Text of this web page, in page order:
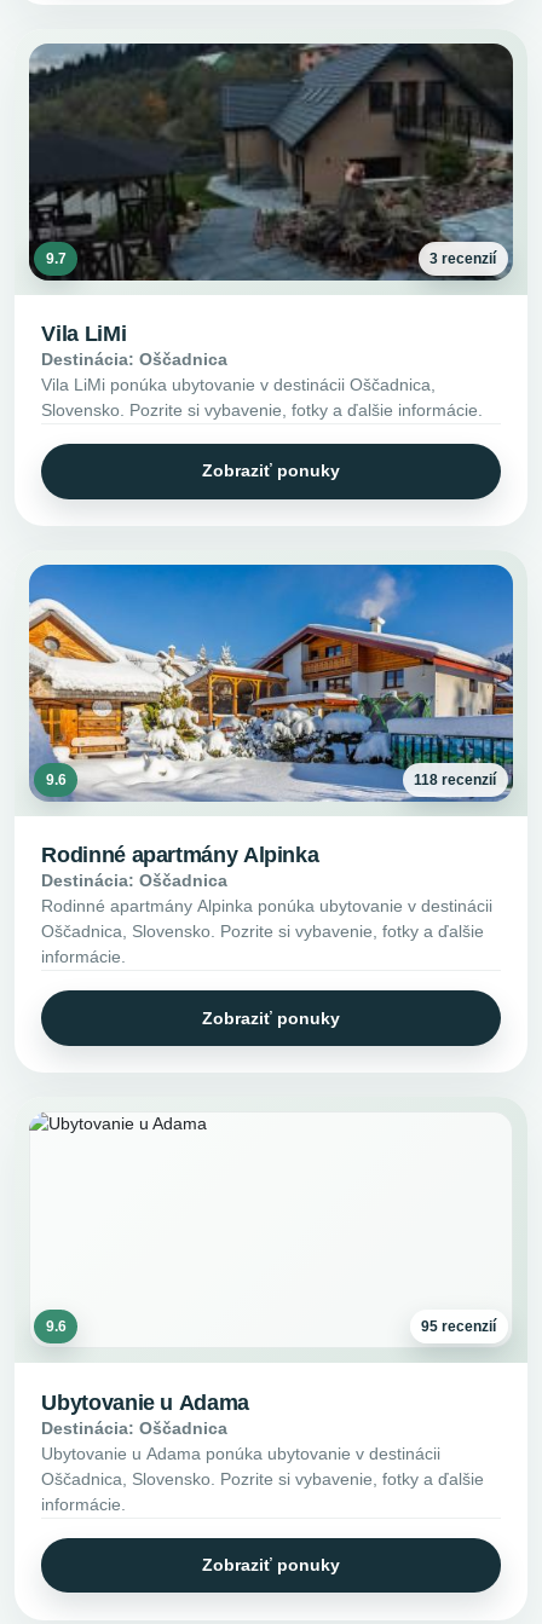
9.7 3 recenzií
Vila LiMi
Destinácia: Oščadnica
Vila LiMi ponúka ubytovanie v destinácii Oščadnica,
Slovensko. Pozrite si vybavenie, fotky a ďalšie informácie.
Zobraziť ponuky
9.6 118 recenzií
Rodinné apartmány Alpinka
Destinácia: Oščadnica
Rodinné apartmány Alpinka ponúka ubytovanie v destinácii
Oščadnica, Slovensko. Pozrite si vybavenie, fotky a ďalšie
informácie.
Zobraziť ponuky
9.6 95 recenzií
Ubytovanie u Adama
Destinácia: Oščadnica
Ubytovanie u Adama ponúka ubytovanie v destinácii
Oščadnica, Slovensko. Pozrite si vybavenie, fotky a ďalšie
informácie.
Zobraziť ponuky